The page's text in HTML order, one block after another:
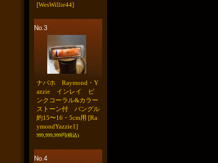
[WesWillie44]
No.3
ナバホ Raymond・Y
azzie インレイ ピ
ンクコーラル&カラー
ストーン付 バングル
約15〜16・5cm用 [Ra
ymondYazzie1]
999,999,999円(税込)
No.4